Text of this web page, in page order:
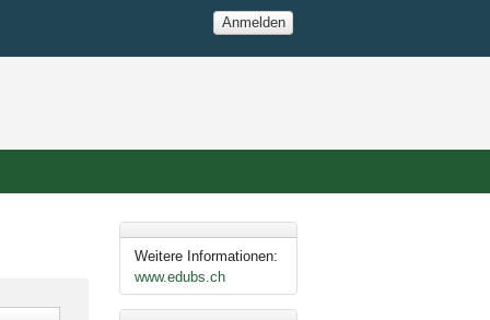
Anmelden
Weitere Informationen:
www.edubs.ch